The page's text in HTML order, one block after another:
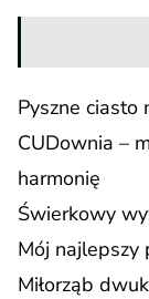
Pyszne ciasto
CUDownia –
harmonię
Świerkowy
Mój najlepszy
Miłorząb